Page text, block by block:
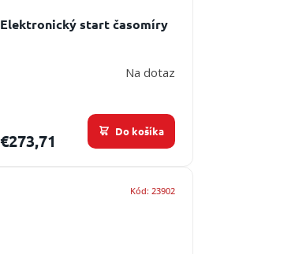
Elektronický start časomíry
Na dotaz
€273,71 Do košíka
Kód: 23902